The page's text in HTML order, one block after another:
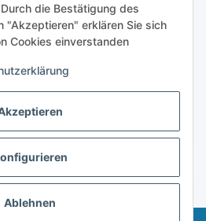
Ablehnen
die Bestätigung des
"Akzeptieren" erklären Sie sich
Cookies einverstanden
widerrufen
zzgl.Versand